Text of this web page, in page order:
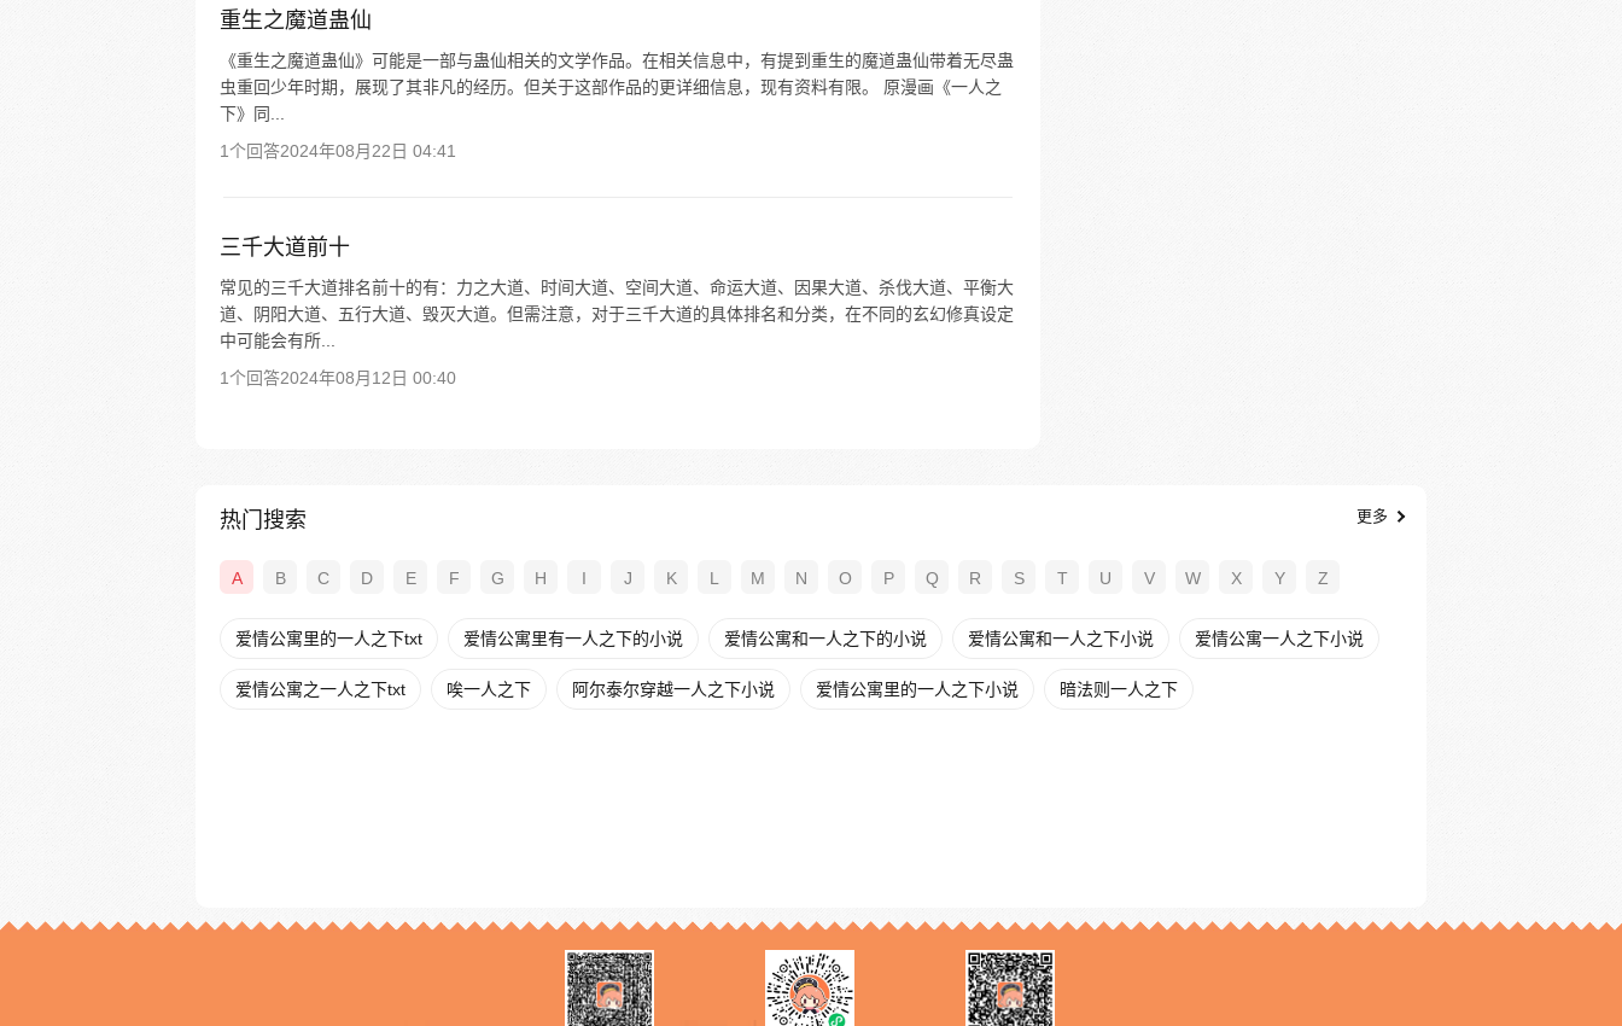
重生之魔道蛊仙
《重生之魔道蛊仙》可能是一部与蛊仙相关的文学作品。在相关信息中，有提到重生的魔道蛊仙带着无尽蛊
虫重回少年时期，展现了其非凡的经历。但关于这部作品的更详细信息，现有资料有限。 原漫画《一人之
下》同...
1个回答2024年08月22日 04:41
三千大道前十
常见的三千大道排名前十的有：力之大道、时间大道、空间大道、命运大道、因果大道、杀伐大道、平衡大
道、阴阳大道、五行大道、毁灭大道。但需注意，对于三千大道的具体排名和分类，在不同的玄幻修真设定
中可能会有所...
1个回答2024年08月12日 00:40
热门搜索 更多
A B C D E F G H I J K L M N O P Q R S T U V W X Y Z
爱情公寓里的一人之下txt 爱情公寓里有一人之下的小说 爱情公寓和一人之下的小说 爱情公寓和一人之下小说 爱情公寓一人之下小说
爱情公寓之一人之下txt 唉一人之下 阿尔泰尔穿越一人之下小说 爱情公寓里的一人之下小说 暗法则一人之下